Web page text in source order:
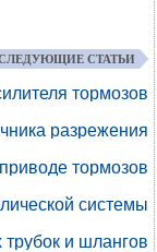
СТАТЬИ
тормозов
разрежения
тормозов
системы
и шлангов